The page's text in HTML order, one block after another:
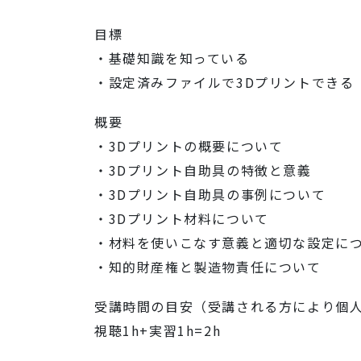
目標
・基礎知識を知っている
・設定済みファイルで3Dプリントできる
概要
・3Dプリントの概要について
・3Dプリント自助具の特徴と意義
・3Dプリント自助具の事例について
・3Dプリント材料について
・材料を使いこなす意義と適切な設定に
・知的財産権と製造物責任について
受講時間の目安（受講される方により個
視聴1h+実習1h=2h